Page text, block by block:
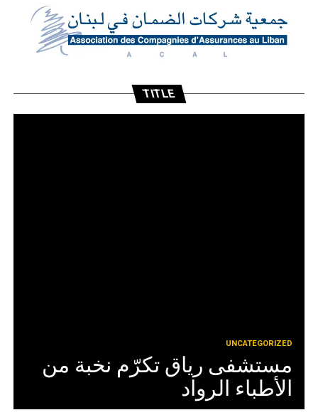
TITLE
UNCATEGORIZED
مستشفى رياق تكرّم نخبة من
الأطباء الرواد